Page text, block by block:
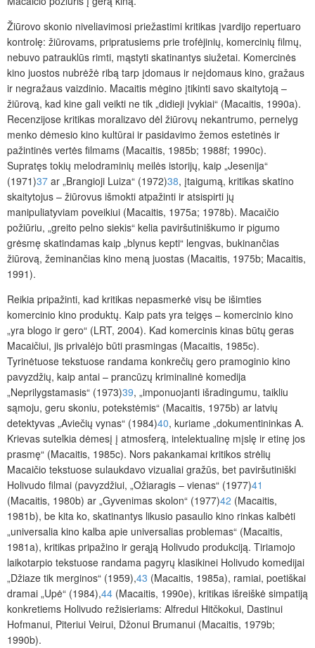
Žiūrovo skonio niveliavimosi priežastimi kritikas įvardijo repertuaro
kontrolę: žiūrovams, pripratusiems prie trofėjinių, komercinių filmų,
nebuvo patrauklūs rimti, mąstyti skatinantys siužetai. Komercinės
kino juostos nubrėžė ribą tarp įdomaus ir neįdomaus kino, gražaus
ir negražaus vaizdinio. Macaitis mėgino įtikinti savo skaitytoją –
žiūrovą, kad kine gali veikti ne tik „didieji įvykiai“ (Macaitis, 1990a).
Recenzijose kritikas moralizavo dėl žiūrovų nekantrumo, pernelyg
menko dėmesio kino kultūrai ir pasidavimo žemos estetinės ir
pažintinės vertės filmams (Macaitis, 1985b; 1988f; 1990c).
Supratęs tokių melodraminių meilės istorijų, kaip „Jesenija“
(1971)37 ar „Brangioji Luiza“ (1972)38, įtaigumą, kritikas skatino
skaitytojus – žiūrovus išmokti atpažinti ir atsispirti jų
manipuliatyviam poveikiui (Macaitis, 1975a; 1978b). Macaičio
požiūriu, „greito pelno siekis“ kelia paviršutiniškumo ir pigumo
grėsmę skatindamas kaip „blynus kepti“ lengvas, bukinančias
žiūrovą, žeminančias kino meną juostas (Macaitis, 1975b; Macaitis,
1991).
Reikia pripažinti, kad kritikas nepasmerkė visų be išimties
komercinio kino produktų. Kaip pats yra teigęs – komercinio kino
„yra blogo ir gero“ (LRT, 2004). Kad komercinis kinas būtų geras
Macaičiui, jis privalėjo būti prasmingas (Macaitis, 1985c).
Tyrinėtuose tekstuose randama konkrečių gero pramoginio kino
pavyzdžių, kaip antai – prancūzų kriminalinė komedija
„Neprilygstamasis“ (1973)39, „imponuojanti išradingumu, taikliu
sąmoju, geru skoniu, potekstėmis“ (Macaitis, 1975b) ar latvių
detektyvas „Aviečių vynas“ (1984)40, kuriame „dokumentininkas A.
Krievas sutelkia dėmesį į atmosferą, intelektualinę mįslę ir etinę jos
prasmę“ (Macaitis, 1985c). Nors pakankamai kritikos strėlių
Macaičio tekstuose sulaukdavo vizualiai gražūs, bet paviršutiniški
Holivudo filmai (pavyzdžiui, „Ožiaragis – vienas“ (1977)41
(Macaitis, 1980b) ar „Gyvenimas skolon“ (1977)42 (Macaitis,
1981b), be kita ko, skatinantys likusio pasaulio kino rinkas kalbėti
„universalia kino kalba apie universalias problemas“ (Macaitis,
1981a), kritikas pripažino ir gerąją Holivudo produkciją. Tiriamojo
laikotarpio tekstuose randama pagyrų klasikinei Holivudo komedijai
„Džiaze tik merginos“ (1959),43 (Macaitis, 1985a), ramiai, poetiškai
dramai „Upė“ (1984),44 (Macaitis, 1990e), kritikas išreiškė simpatiją
konkretiems Holivudo režisieriams: Alfredui Hitčkokui, Dastinui
Hofmanui, Piteriui Veirui, Džonui Brumanui (Macaitis, 1979b;
1990b).